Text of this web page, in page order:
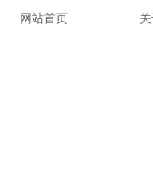
网站首页